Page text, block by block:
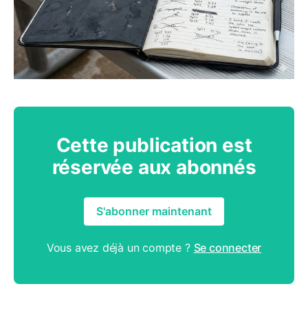
Cette publication est
réservée aux abonnés
S'abonner maintenant
Vous avez déjà un compte ? Se connecter